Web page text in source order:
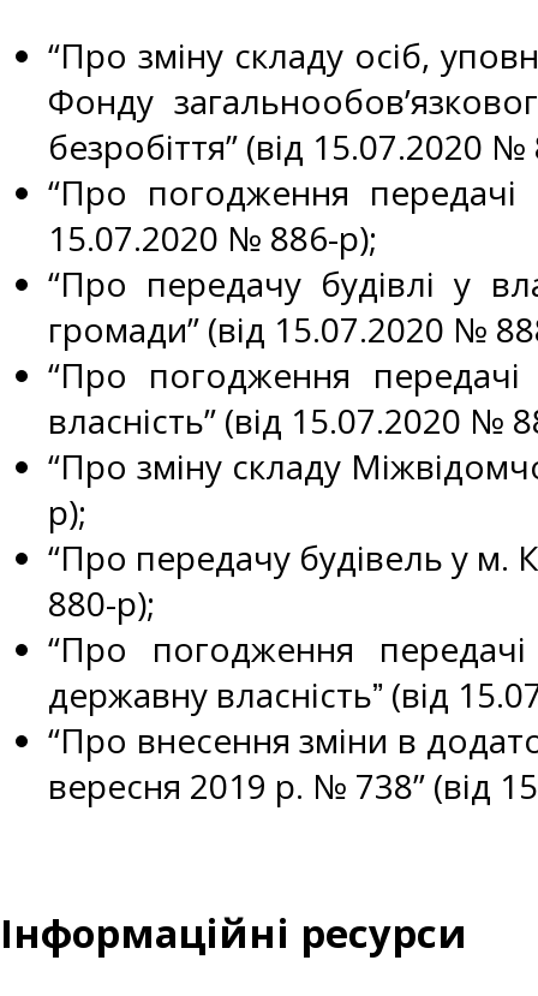
“Про зміну складу осіб,
Фонду
безробіття” (від 15.07.2020
“Про погодження
15.07.2020 № 886-р);
“Про передачу будівлі у
громади” (від 15.07.2020 №
“Про погодження
власність” (від 15.07.2020 №
“Про зміну складу
р);
“Про передачу будівель у м.
880-р);
“Про погодження
державну власністьˮ (від
“Про внесення зміни в
вересня 2019 р. № 738” (від
Інформаційні ресурси